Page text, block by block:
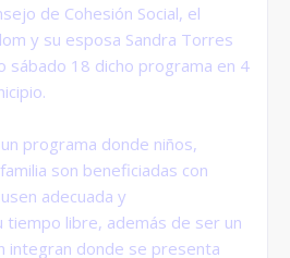
de Cohesión Social, el
y su esposa Sandra Torres
sábado 18 dicho programa en 4
programa donde niños,
son beneficiadas con
adecuada y
libre, además de ser un
integran donde se presenta